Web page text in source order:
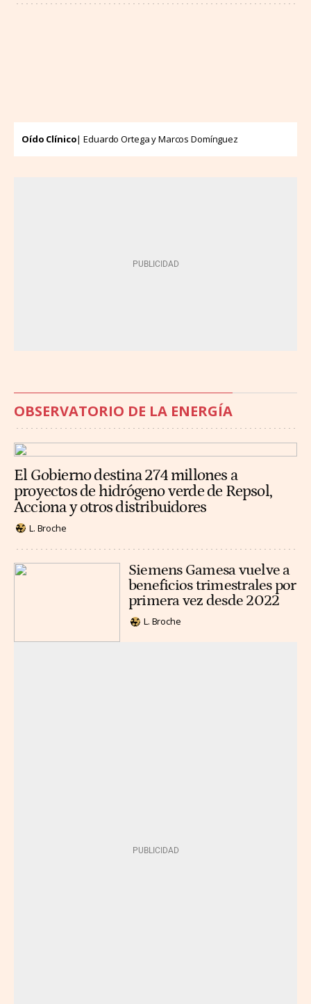
Oído Clínico| Eduardo Ortega y Marcos Domínguez
OBSERVATORIO DE LA ENERGÍA
El Gobierno destina 274 millones a
proyectos de hidrógeno verde de Repsol,
Acciona y otros distribuidores
L. Broche
Siemens Gamesa vuelve a
beneficios trimestrales por
primera vez desde 2022
L. Broche